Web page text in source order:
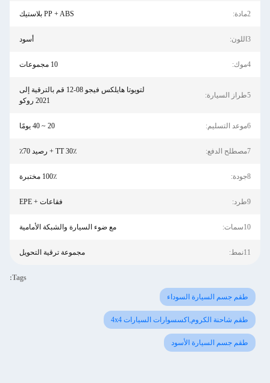
2مادة: PP + ABS بلاستيك
3اللون: أسود
4موك: 10 مجموعات
5طراز السيارة:
لتويوتا هايلكس فيجو 08-12 قم بالترقية إلى
2021 روكو
6موعد التسليم: 20 ~ 40 يومًا
7مصطلح الدفع: TT 30٪ + رصيد 70٪
8جودة: 100٪ مختبرة
9طرد: فقاعات + EPE
10سمات: مع ضوء السيارة والشبكة الأمامية
11نمط: مجموعة ترقية التحويل
Tags:
طقم جسم السيارة السوداء
طقم شاحنة الكروم,اكسسوارات السيارات 4x4
طقم جسم السيارة الأسود